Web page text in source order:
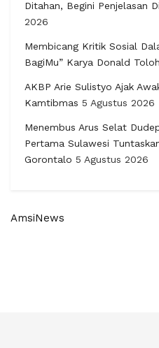
Ditahan, Begini Penjelasan
2026
Membicang Kritik Sosial
BagiMu” Karya Donald Toloh
AKBP Arie Sulistyo Ajak
Kamtibmas 5 Agustus 2026
Menembus Arus Selat
Pertama Sulawesi
Gorontalo 5 Agustus 2026
AmsiNews